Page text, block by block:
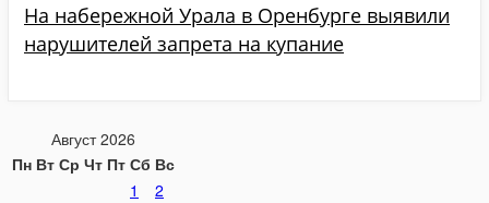
На набережной Урала в Оренбурге выявили
нарушителей запрета на купание
Август 2026
Пн Вт Ср Чт Пт Сб Вс
1
2